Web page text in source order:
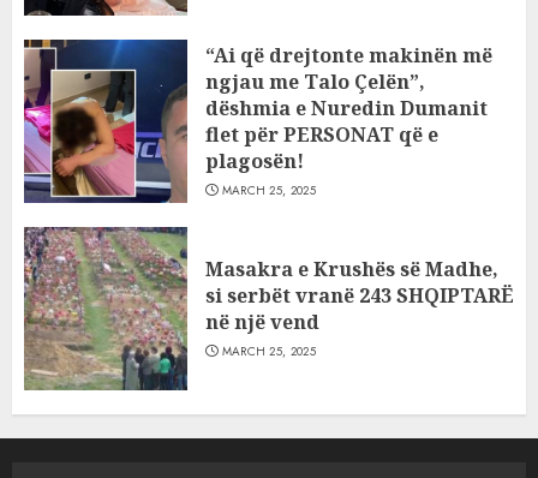
“Ai që drejtonte makinën më
ngjau me Talo Çelën”,
dëshmia e Nuredin Dumanit
flet për PERSONAT që e
plagosën!
MARCH 25, 2025
Masakra e Krushës së Madhe,
si serbët vranë 243 SHQIPTARË
në një vend
MARCH 25, 2025